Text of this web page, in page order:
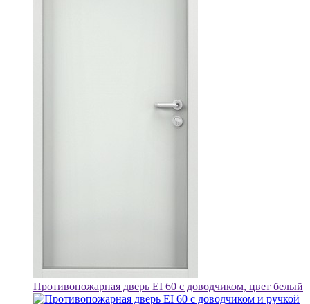
Противопожарная дверь EI 60 с доводчиком, цвет белый